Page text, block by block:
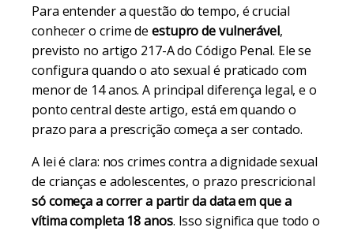
Para entender a questão do tempo, é crucial
conhecer o crime de estupro de vulnerável,
previsto no artigo 217-A do Código Penal. Ele se
configura quando o ato sexual é praticado com
menor de 14 anos. A principal diferença legal, e o
ponto central deste artigo, está em quando o
prazo para a prescrição começa a ser contado.
A lei é clara: nos crimes contra a dignidade sexual
de crianças e adolescentes, o prazo prescricional
só começa a correr a partir da data em que a
vítima completa 18 anos. Isso significa que todo o